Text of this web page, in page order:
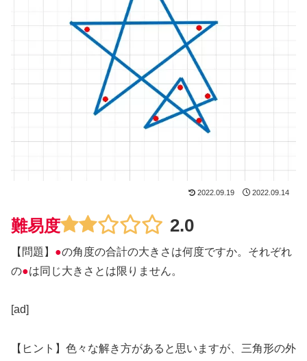
2022.09.19 2022.09.14
難易度 2.0
【問題】 ●の角度の合計の大きさは何度ですか。それぞれ
の●は同じ大きさとは限りません。
[ad]
【ヒント】色々な解き方があると思いますが、三角形の外